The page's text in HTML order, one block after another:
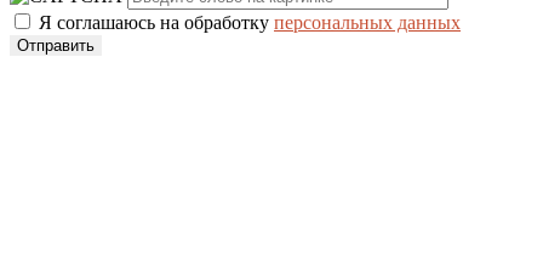
Я соглашаюсь на обработку персональных данных